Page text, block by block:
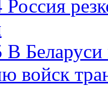
Россия
В
войск